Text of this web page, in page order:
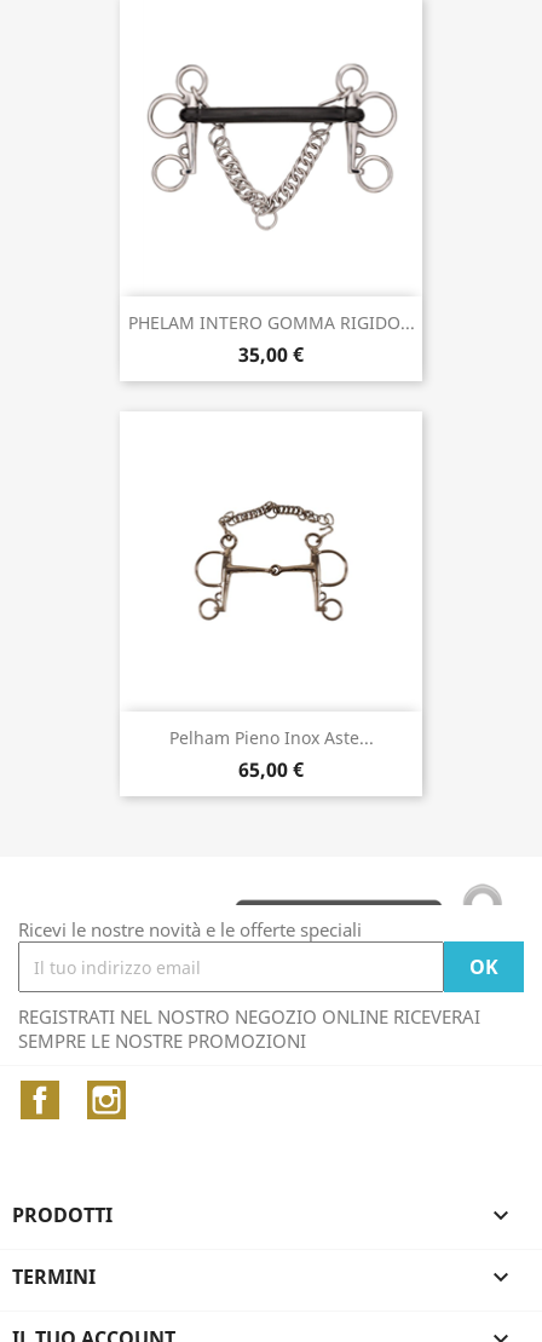
PHELAM INTERO GOMMA RIGIDO...
35,00 €
Pelham Pieno Inox Aste...
65,00 €
Ricevi le nostre novità e le offerte speciali
REGISTRATI NEL NOSTRO NEGOZIO ONLINE RICEVERAI
SEMPRE LE NOSTRE PROMOZIONI
Facebook
PRODOTTI 
TERMINI 